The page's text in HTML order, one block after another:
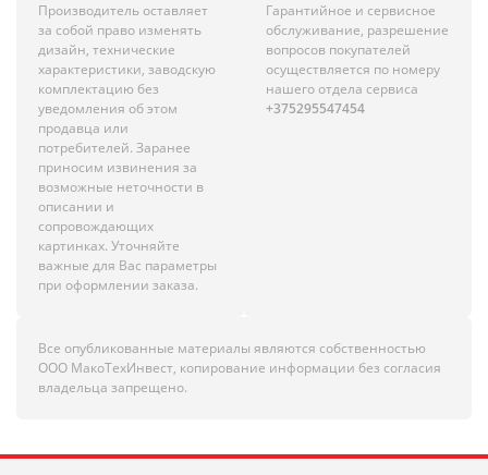
Производитель оставляет
за собой право изменять
дизайн, технические
характеристики, заводскую
комплектацию без
уведомления об этом
продавца или
потребителей. Заранее
приносим извинения за
возможные неточности в
описании и
сопровождающих
картинках. Уточняйте
важные для Вас параметры
при оформлении заказа.
Гарантийное и сервисное
обслуживание, разрешение
вопросов покупателей
осуществляется по номеру
нашего отдела сервиса
+375295547454
Все опубликованные материалы являются собственностью
ООО МакоТехИнвест, копирование информации без согласия
владельца запрещено.